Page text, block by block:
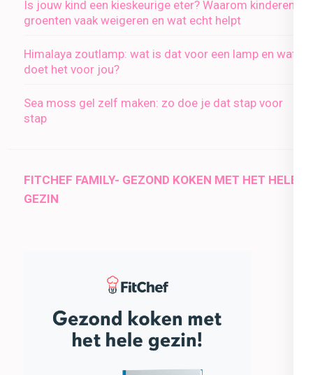
Is jouw kind een kieskeurige eter? Waarom kinderen
groenten vaak weigeren en wat echt helpt
Himalaya zoutlamp: wat is dat voor een lamp en wat
doet het voor jou?
Sea moss gel zelf maken: zo doe je dat stap voor
stap
FITCHEF FAMILY- GEZOND KOKEN MET HET HELE
GEZIN